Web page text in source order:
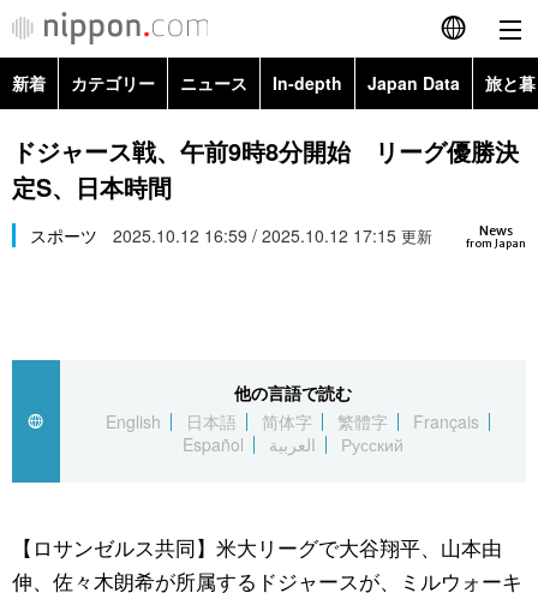
English
简体字
Русский
カテゴリー
経済・ビジネス
国際
文化
トップ
アーカイブ
In-depth
Japan Data
動画/Live
新着 カテゴリー ニュース In-depth Japan Data 旅と
政治・外交
経済・ビジネス
スポーツ・東京2020
Topics
ドジャース戦、午前9時8分開始 リーグ優勝決
定S、日本時間
News
from Japan
スポーツ 2025.10.12 16:59 / 2025.10.12 17:15 更新
他の言語で読む
English
日本語 简体字 繁體字
Français
Español
العربية Русский
【ロサンゼルス共同】米大リーグで大谷翔平、山本由
伸、佐々木朗希が所属するドジャースが、ミルウォーキ